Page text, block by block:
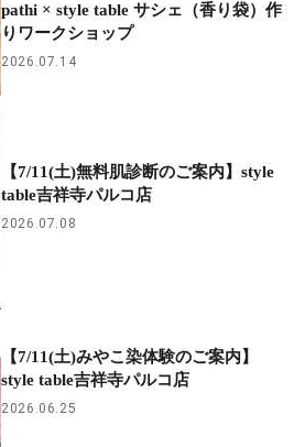
pathi × style table サシェ（香り袋）作
りワークショップ
2026.07.14
【7/11(土)無料肌診断のご案内】style
table吉祥寺パルコ店
2026.07.08
【7/11(土)みやこ染体験のご案内】
style table吉祥寺パルコ店
2026.06.25